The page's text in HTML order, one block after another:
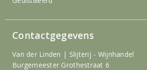
Contactgegevens
Van der Linden | Slijterij - Wijnhandel
Burgemeester Grothestraat 6